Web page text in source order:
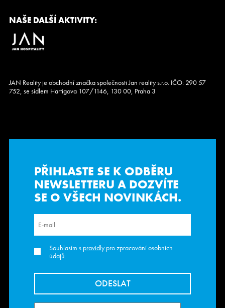
NAŠE DALŠÍ AKTIVITY:
JAN Reality je obchodní značka společnosti Jan reality s.r.o. IČO: 290 57
752, se sídlem Hartigova 107/1146, 130 00, Praha 3
PŘIHLASTE SE K ODBĚRU
NEWSLETTERUA DOZVÍTE
SE O VŠECH NOVINKÁCH.
Souhlasím s pravidlypro zpracování osobních
údajů.